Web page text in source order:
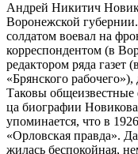
Андрей Никитич
Воронежской
солдатом воевал на
корреспондентом (в
редактором ряда газет
«Брянского
Таковы общеизвестные
ца биографии
упоминается, что в
«Орловская правда».
жилась беспокойная,